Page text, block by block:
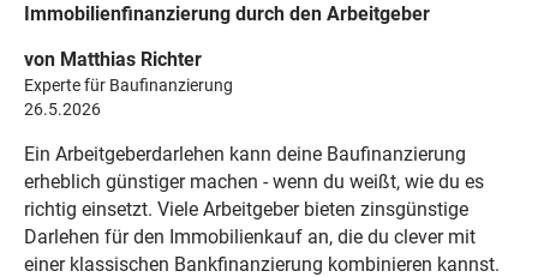
Immobilienfinanzierung durch den Arbeitgeber
von Matthias Richter
Experte für Baufinanzierung
26.5.2026
Ein Arbeitgeberdarlehen kann deine Baufinanzierung
erheblich günstiger machen - wenn du weißt, wie du es
richtig einsetzt. Viele Arbeitgeber bieten zinsgünstige
Darlehen für den Immobilienkauf an, die du clever mit
einer klassischen Bankfinanzierung kombinieren kannst.